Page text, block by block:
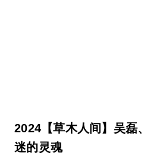
2024【草木人间】吴磊
迷的灵魂